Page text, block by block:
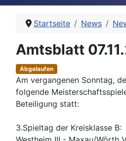
Startseite News
Amtsblatt
Abgelaufen
Am vergangenen Sonntag,
folgende
Beteiligung statt:
3.Spieltag der Kreisklasse B: